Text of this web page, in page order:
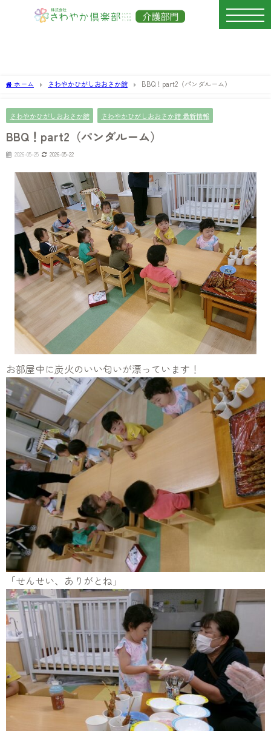
ホーム さわやかひがしおおさか館 BBQ！part2（パンダルーム）
さわやかひがしおおさか館 さわやかひがしおおさか館 最新情報
BBQ！part2（パンダルーム）
2026-05-25 2026-05-22
お部屋中に炭火のいい匂いが漂っています！
「せんせい、ありがとね」